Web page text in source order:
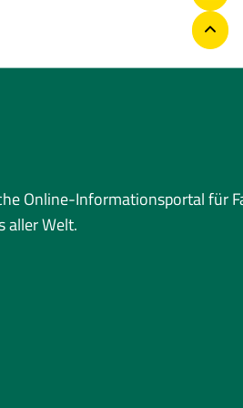
Online-Informationsportal für
aller Welt.